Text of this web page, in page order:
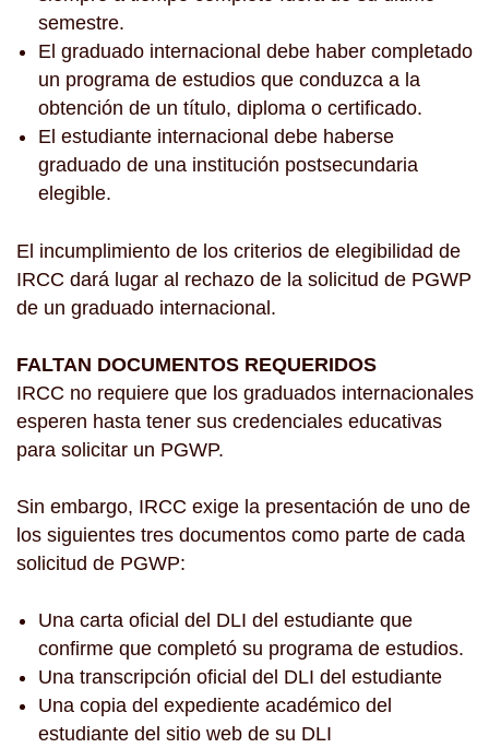
semestre.
El graduado internacional debe haber completado
un programa de estudios que conduzca a la
obtención de un título, diploma o certificado.
El estudiante internacional debe haberse
graduado de una institución postsecundaria
elegible.
El incumplimiento de los criterios de elegibilidad de
IRCC dará lugar al rechazo de la solicitud de PGWP
de un graduado internacional.
FALTAN DOCUMENTOS REQUERIDOS
IRCC no requiere que los graduados internacionales
esperen hasta tener sus credenciales educativas
para solicitar un PGWP.
Sin embargo, IRCC exige la presentación de uno de
los siguientes tres documentos como parte de cada
solicitud de PGWP:
Una carta oficial del DLI del estudiante que
confirme que completó su programa de estudios.
Una transcripción oficial del DLI del estudiante
Una copia del expediente académico del
estudiante del sitio web de su DLI